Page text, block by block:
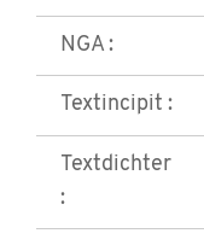
NGA :
Textincipit :
Textdichter
: